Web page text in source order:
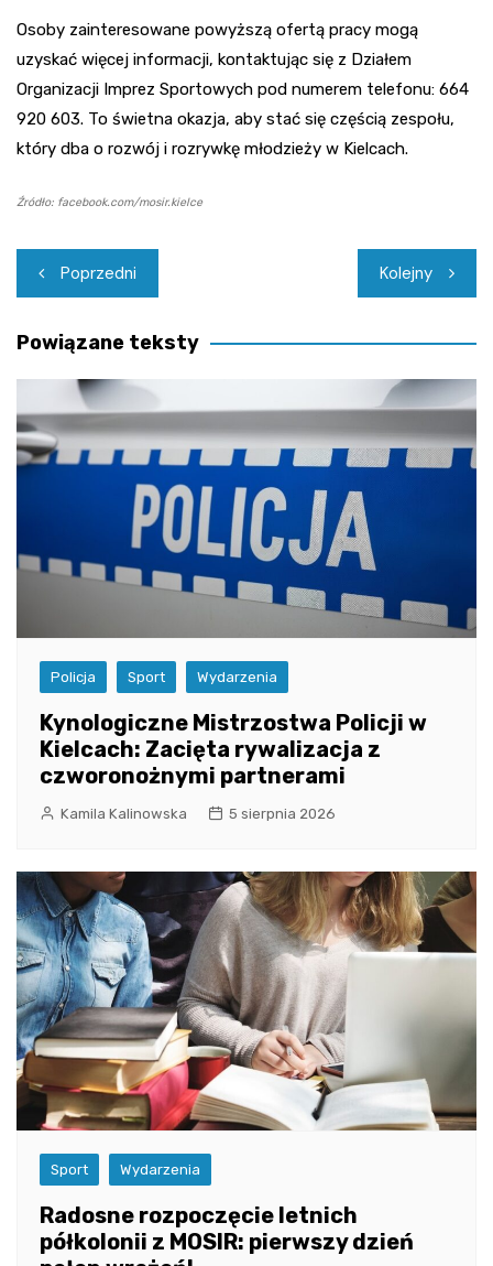
Osoby zainteresowane powyższą ofertą pracy mogą
uzyskać więcej informacji, kontaktując się z Działem
Organizacji Imprez Sportowych pod numerem telefonu: 664
920 603. To świetna okazja, aby stać się częścią zespołu,
który dba o rozwój i rozrywkę młodzieży w Kielcach.
Źródło: facebook.com/mosir.kielce
Nawigacja
wpisu
Poprzedni Kolejny
Powiązane teksty
Policja Sport Wydarzenia
Kynologiczne Mistrzostwa Policji w
Kielcach: Zacięta rywalizacja z
czworonożnymi partnerami
Kamila Kalinowska 5 sierpnia 2026
Sport Wydarzenia
Radosne rozpoczęcie letnich
półkolonii z MOSIR: pierwszy dzień